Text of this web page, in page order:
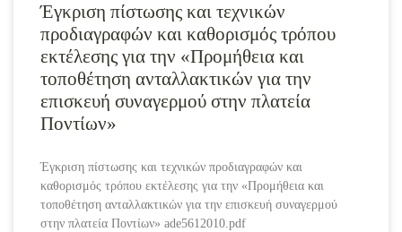
Έγκριση πίστωσης και τεχνικών
προδιαγραφών και καθορισμός τρόπου
εκτέλεσης για την «Προμήθεια και
τοποθέτηση ανταλλακτικών για την
επισκευή συναγερμού στην πλατεία
Ποντίων»
Έγκριση πίστωσης και τεχνικών προδιαγραφών και
καθορισμός τρόπου εκτέλεσης για την «Προμήθεια και
τοποθέτηση ανταλλακτικών για την επισκευή συναγερμού
στην πλατεία Ποντίων» ade5612010.pdf